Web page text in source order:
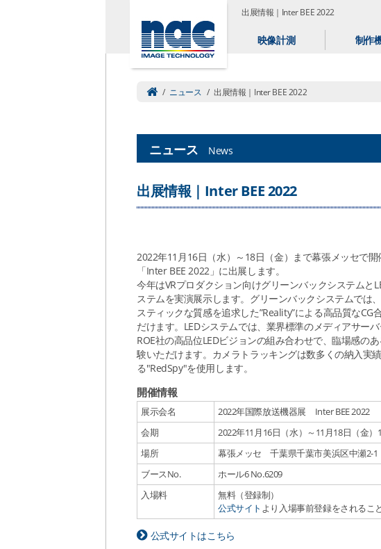
出展情報｜Inter BEE 2022
映像計測 制作
/ ニュース / 出展情報｜Inter BEE 2022
ニュース News
出展情報｜Inter BEE 2022
2022年11月16日（水）～18日（金）まで幕張メッセで開
「Inter BEE 2022」に出展します。
今年はVRプロダクション向けグリーンバックシステムと
ステムを実演展示します。グリーンバックシステムでは
スティックな質感を追求した”Reality”による高品質なCG
だけます。LEDシステムでは、業界標準のメディアサーバ
ROE社の高品位LEDビジョンの組み合わせで、臨場感の
験いただけます。カメラトラッキングは数多くの納入実
る"RedSpy"を使用します。
開催情報
展示会名
2022年国際放送機器展 Inter BEE 2022
会期
2022年11月16日（水）～11月18日（金
場所
幕張メッセ 千葉県千葉市美浜区中瀬2-1
ブースNo.
ホール6 No.6209
入場料
無料（登録制）
公式サイト より入場事前登録をされるこ
公式サイトはこちら